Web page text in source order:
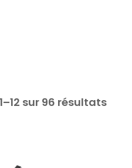
sur 96 résultats